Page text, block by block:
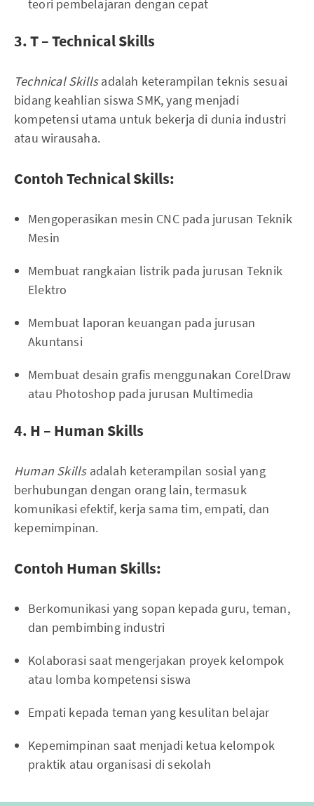
teori pembelajaran dengan cepat
3. T – Technical Skills
Technical Skillsadalah keterampilan teknis sesuai
bidang keahlian siswa SMK, yang menjadi
kompetensi utama untuk bekerja di dunia industri
atau wirausaha.
Contoh Technical Skills:
Mengoperasikan mesin CNC pada jurusan Teknik
Mesin
Membuat rangkaian listrik pada jurusan Teknik
Elektro
Membuat laporan keuangan pada jurusan
Akuntansi
Membuat desain grafis menggunakan CorelDraw
atau Photoshop pada jurusan Multimedia
4. H – Human Skills
Human Skillsadalah keterampilan sosial yang
berhubungan dengan orang lain, termasuk
komunikasi efektif, kerja sama tim, empati, dan
kepemimpinan.
Contoh Human Skills:
Berkomunikasi yang sopan kepada guru, teman,
dan pembimbing industri
Kolaborasi saat mengerjakan proyek kelompok
atau lomba kompetensi siswa
Empati kepada teman yang kesulitan belajar
Kepemimpinan saat menjadi ketua kelompok
praktik atau organisasi di sekolah